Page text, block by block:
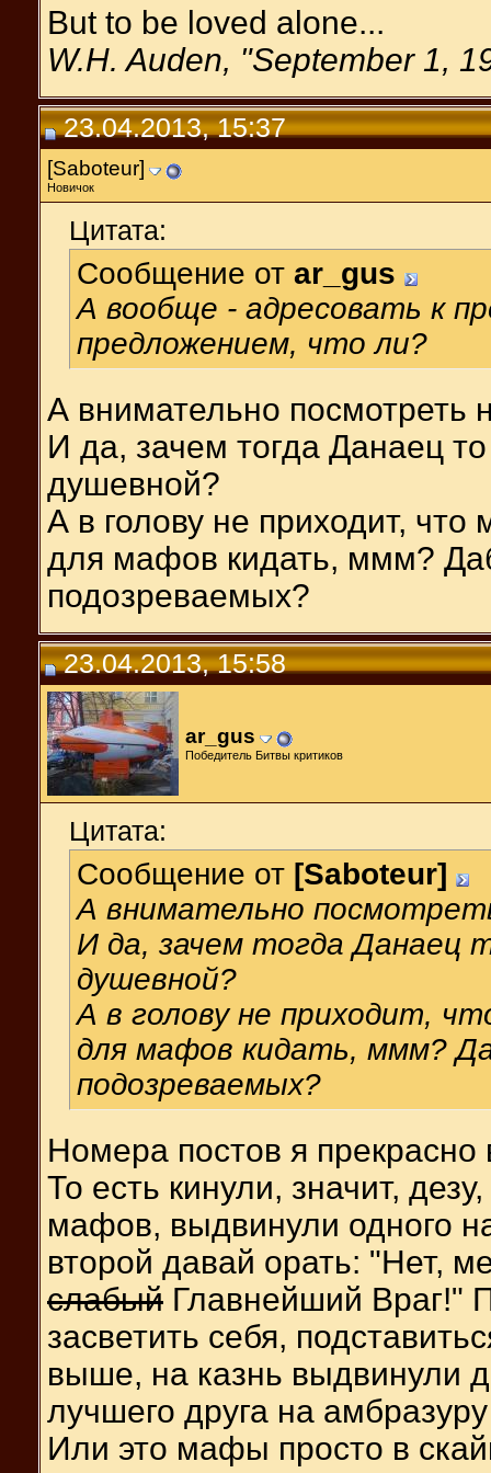
But to be loved alone...
W.H. Auden, "September 1,
23.04.2013, 15:37
[Saboteur]
Новичок
Цитата:
Сообщение от ar_gus
А вообще - адресовать к
предложением, что ли?
А внимательно посмотреть
И да, зачем тогда Данаец
душевной?
А в голову не приходит,
для мафов кидать, ммм?
подозреваемых?
23.04.2013, 15:58
ar_gus
Победитель Битвы критиков
Цитата:
Сообщение от [Saboteur]
А внимательно
И да, зачем тогда Данаец
душевной?
А в голову не приходит,
для мафов кидать, ммм?
подозреваемых?
Номера постов я прекрасно
То есть кинули, значит,
мафов, выдвинули одного
второй давай орать: "Нет,
слабый Главнейший Враг!"
засветить себя,
выше, на казнь выдвинули
лучшего друга на
Или это мафы просто в